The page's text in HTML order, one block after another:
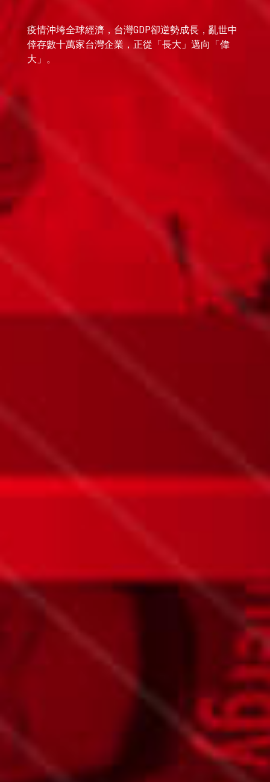
疫情沖垮全球經濟，台灣GDP卻逆勢成長，亂世中
倖存數十萬家台灣企業，正從「長大」邁向「偉
大」。